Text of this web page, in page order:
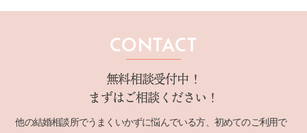
CONTACT
無料相談受付中！
まずはご相談ください！
他の結婚相談所でうまくいかずに悩んでいる方、初めてのご利用で